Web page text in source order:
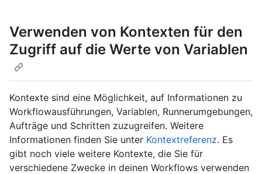
Verwenden von Kontexten für den
Zugriff auf die Werte von Variablen
Kontexte sind eine Möglichkeit, auf Informationen zu
Workflowausführungen, Variablen, Runnerumgebungen,
Aufträge und Schritten zuzugreifen. Weitere
Informationen finden Sie unter Kontextreferenz. Es
gibt noch viele weitere Kontexte, die Sie für
verschiedene Zwecke in deinen Workflows verwenden